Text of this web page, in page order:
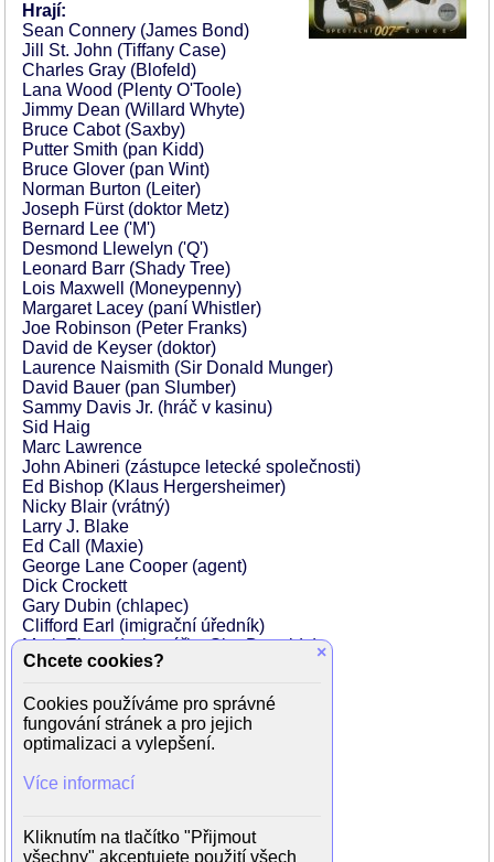
Hrají:
Sean Connery (James Bond)
Jill St. John (Tiffany Case)
Charles Gray (Blofeld)
Lana Wood (Plenty O'Toole)
Jimmy Dean (Willard Whyte)
Bruce Cabot (Saxby)
Putter Smith (pan Kidd)
Bruce Glover (pan Wint)
Norman Burton (Leiter)
Joseph Fürst (doktor Metz)
Bernard Lee ('M')
Desmond Llewelyn ('Q')
Leonard Barr (Shady Tree)
Lois Maxwell (Moneypenny)
Margaret Lacey (paní Whistler)
Joe Robinson (Peter Franks)
David de Keyser (doktor)
Laurence Naismith (Sir Donald Munger)
David Bauer (pan Slumber)
Sammy Davis Jr. (hráč v kasinu)
Sid Haig
Marc Lawrence
John Abineri (zástupce letecké společnosti)
Ed Bishop (Klaus Hergersheimer)
Nicky Blair (vrátný)
Larry J. Blake
Ed Call (Maxie)
George Lane Cooper (agent)
Dick Crockett
Gary Dubin (chlapec)
Clifford Earl (imigrační úředník)
Mark Elwes (sekretářka Sira Donalda)
Brinsley Forde
Karl Held (agent)
Debbie Letteau (dívka na rohu)
Connie Mason (žena v Bílém domě)
Don Messick (hlasatel Circus Circus)
Trina Parks (Thumper)
×
Chcete cookies?
Cookies používáme pro správné
fungování stránek a pro jejich
optimalizaci a vylepšení.
Více informací
Kliknutím na tlačítko "Přijmout
všechny" akceptujete použití všech